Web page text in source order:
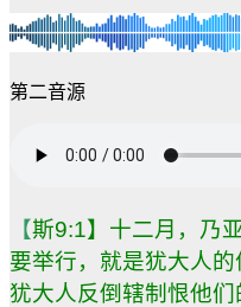
第二音源
【斯9:1】十二月，乃
要举行，就是犹大人的
犹大人反倒辖制恨他们